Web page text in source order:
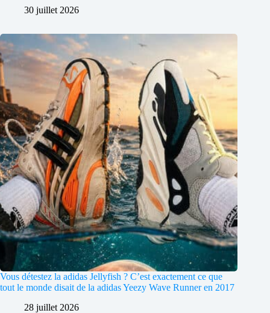
30 juillet 2026
Vous détestez la adidas Jellyfish ? C’est exactement ce que
tout le monde disait de la adidas Yeezy Wave Runner en 2017
28 juillet 2026